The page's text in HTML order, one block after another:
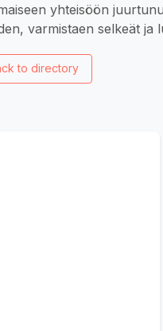
yhteisöön
varmistaen selkeät ja
to directory